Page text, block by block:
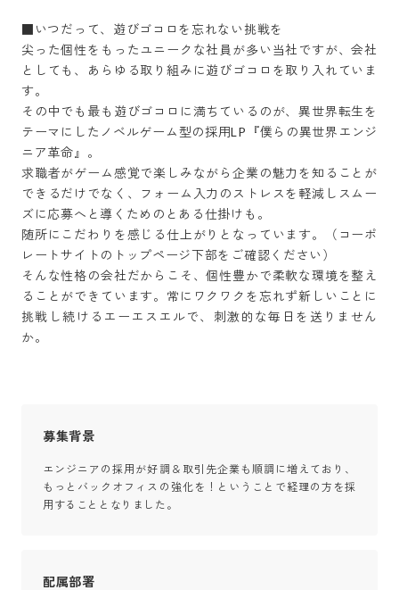
■いつだって、遊びゴコロを忘れない挑戦を
尖った個性をもったユニークな社員が多い当社ですが、会社
としても、あらゆる取り組みに遊びゴコロを取り入れていま
す。
その中でも最も遊びゴコロに満ちているのが、異世界転生を
テーマにしたノベルゲーム型の採用LP『僕らの異世界エンジ
ニア革命』。
求職者がゲーム感覚で楽しみながら企業の魅力を知ることが
できるだけでなく、フォーム入力のストレスを軽減しスムー
ズに応募へと導くためのとある仕掛けも。
随所にこだわりを感じる仕上がりとなっています。（コーポ
レートサイトのトップページ下部をご確認ください）
そんな性格の会社だからこそ、個性豊かで柔軟な環境を整え
ることができています。常にワクワクを忘れず新しいことに
挑戦し続けるエーエスエルで、刺激的な毎日を送りません
か。
募集背景
エンジニアの採用が好調＆取引先企業も順調に増えており、
もっとバックオフィスの強化を！ということで経理の方を採
用することとなりました。
配属部署